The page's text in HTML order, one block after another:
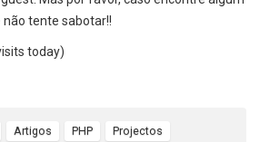
não tente sabotar!!
today)
Artigos PHP Projectos